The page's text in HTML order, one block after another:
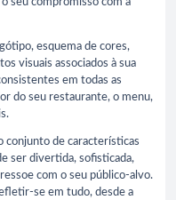
seu compromisso com a
esquema de cores,
visuais associados à sua
em todas as
do seu restaurante, o menu,
conjunto de características
ser divertida, sofisticada,
com o seu público-alvo.
se em tudo, desde a